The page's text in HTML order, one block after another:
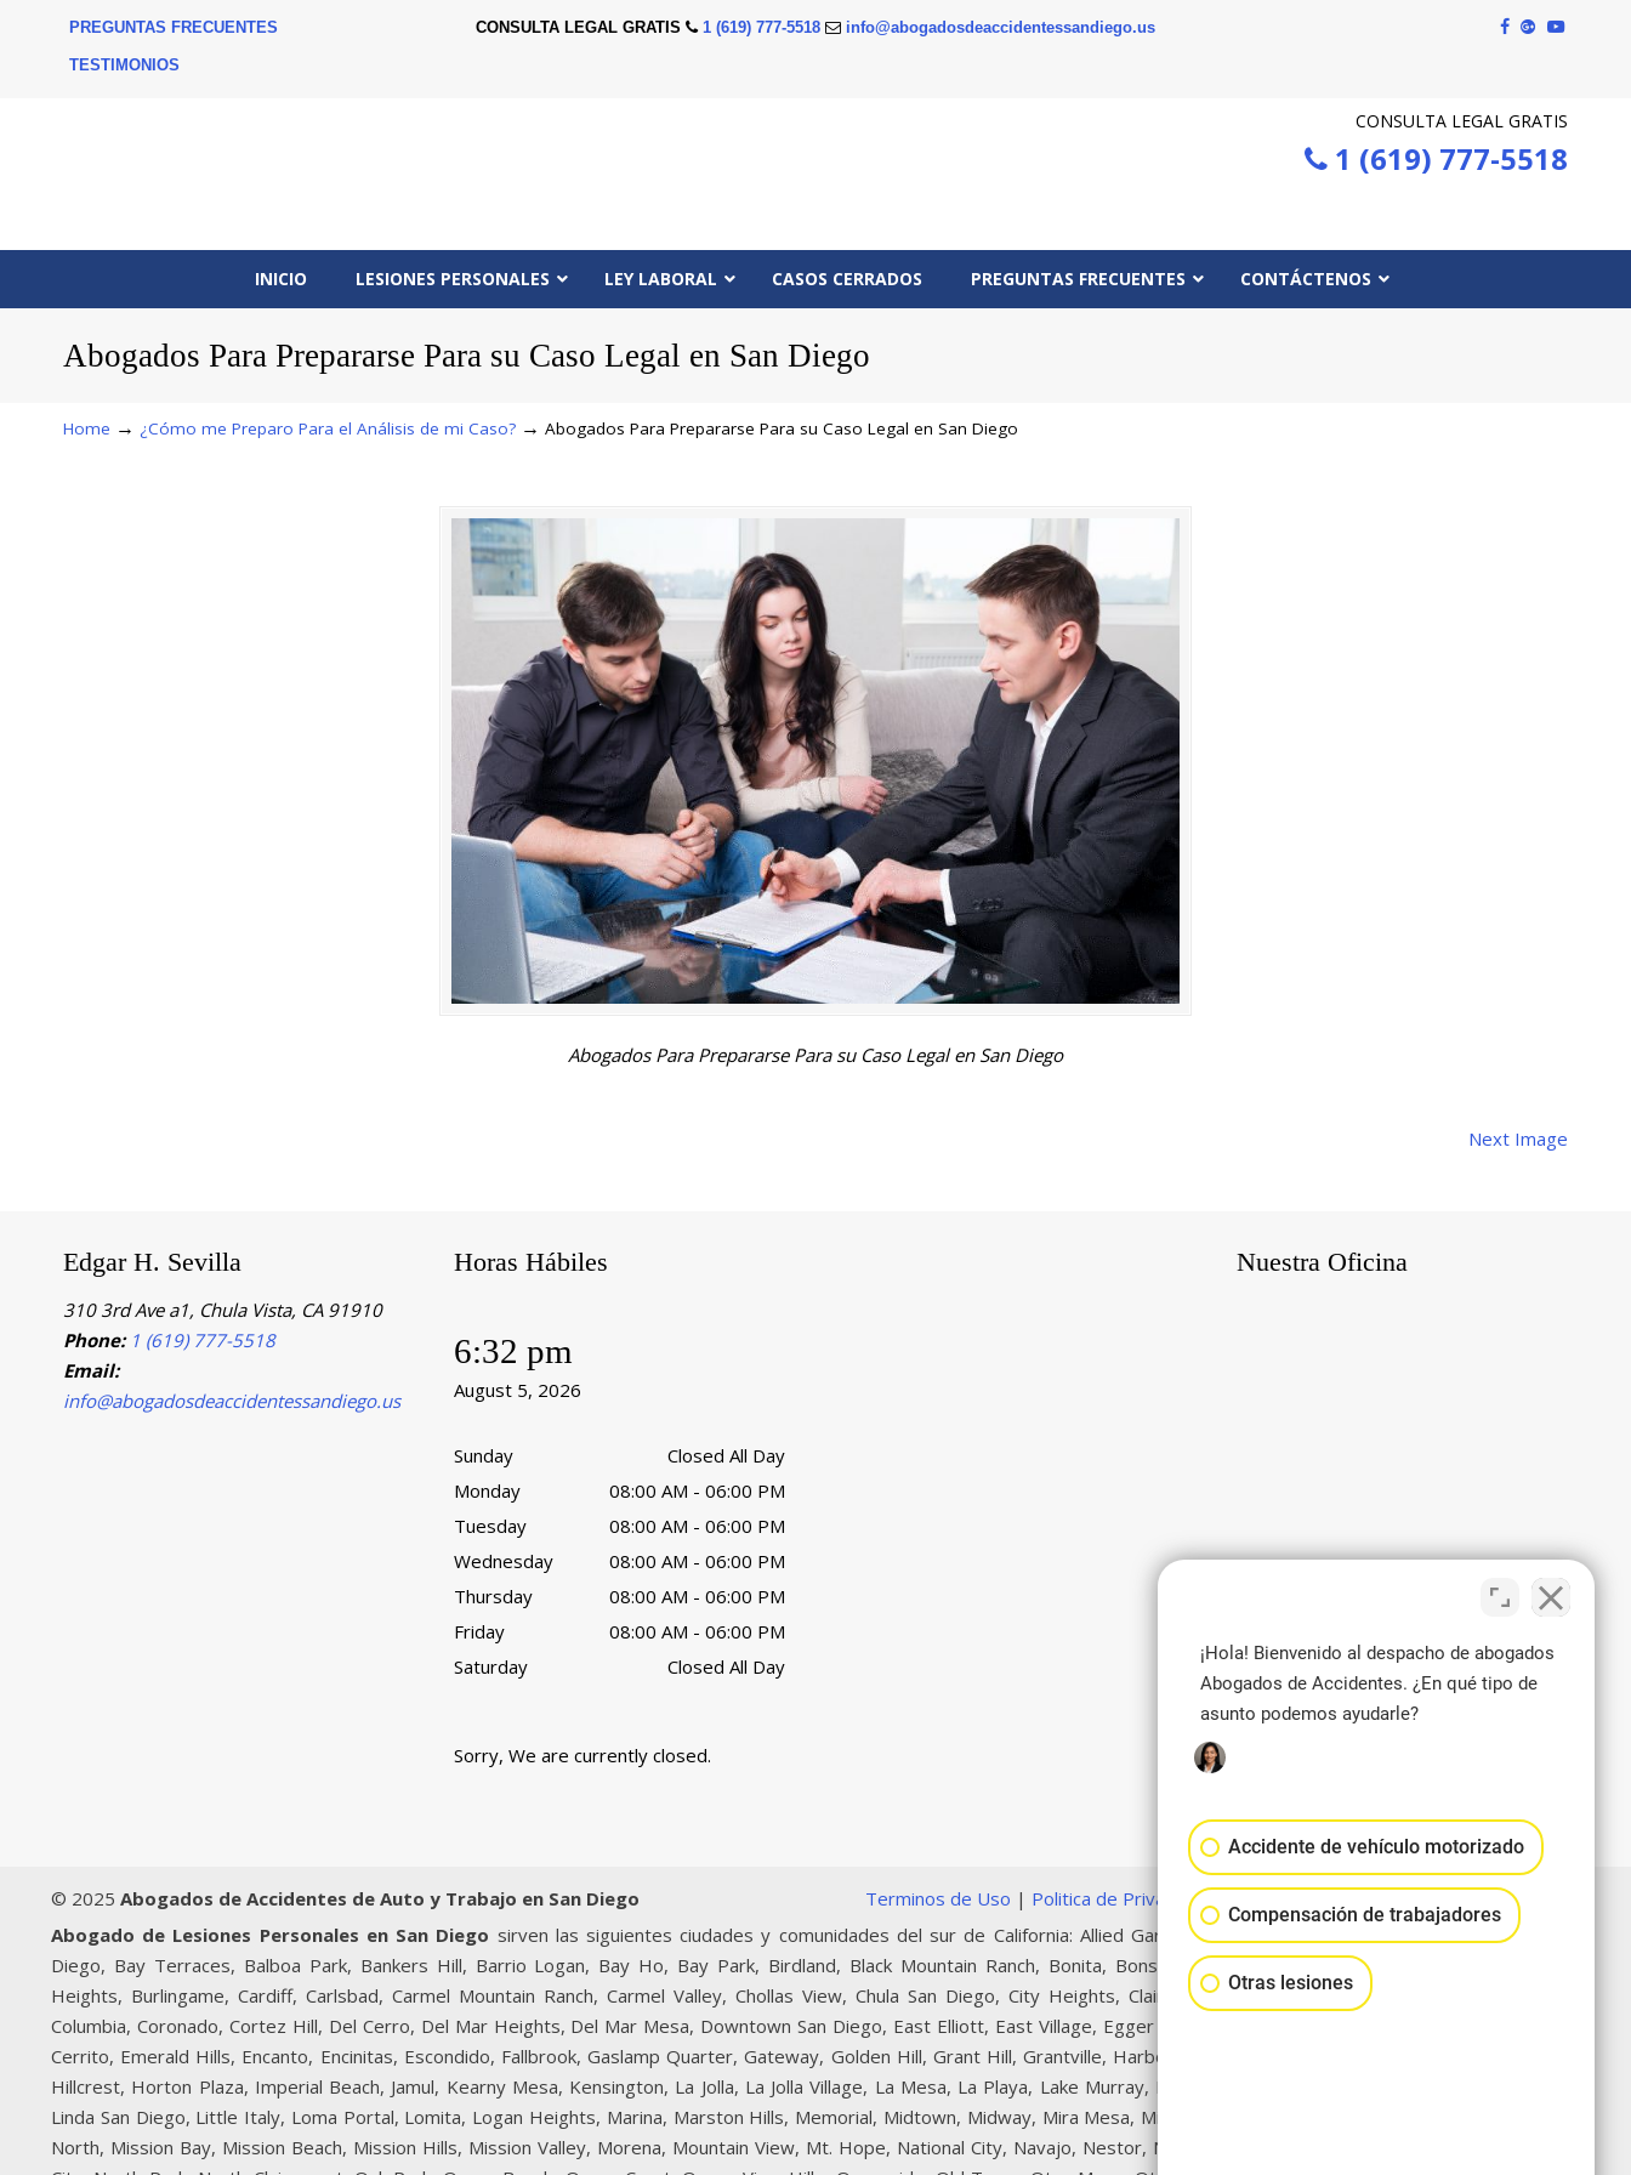
PREGUNTAS FRECUENTES
TESTIMONIOS
CONSULTA LEGAL GRATIS 1 (619) 777-5518 info@abogadosdeaccidentessandiego.us
CONSULTA LEGAL GRATIS
1 (619) 777-5518
INICIO LESIONES PERSONALES LEY LABORAL CASOS CERRADOS PREGUNTAS FRECUENTES CONTÁCTENOS
Abogados Para Prepararse Para su Caso Legal en San Diego
Home → ¿Cómo me Preparo Para el Análisis de mi Caso? → Abogados Para Prepararse Para su Caso Legal en San Diego
Abogados Para Prepararse Para su Caso Legal en San Diego
Next Image
Edgar H. Sevilla
310 3rd Ave a1, Chula Vista, CA 91910
Phone: 1 (619) 777-5518
Email:
info@abogadosdeaccidentessandiego.us
Horas Hábiles
6:32 pm
August 5, 2026
Sunday
Closed All Day
Monday
08:00 AM - 06:00 PM
Tuesday
08:00 AM - 06:00 PM
Wednesday
08:00 AM - 06:00 PM
Thursday
08:00 AM - 06:00 PM
Friday
08:00 AM - 06:00 PM
Saturday
Closed All Day
Sorry, We are currently closed.
Nuestra Oficina
© 2025 Abogados de Accidentes de Auto y Trabajo en San Diego Terminos de Uso | Politica de Privacidad|
Abogado de Lesiones Personales en San Diego sirven las siguientes ciudades y comunidades del sur de California: Allied Gardens, Alpine, Alta San
Diego, Bay Terraces, Balboa Park, Bankers Hill, Barrio Logan, Bay Ho, Bay Park, Birdland, Black Mountain Ranch, Bonita, Bonsall, Border, Broadway
Heights, Burlingame, Cardiff, Carlsbad, Carmel Mountain Ranch, Carmel Valley, Chollas View, Chula San Diego, City Heights, Clairemont, College Area,
Columbia, Coronado, Cortez Hill, Del Cerro, Del Mar Heights, Del Mar Mesa, Downtown San Diego, East Elliott, East Village, Egger Highlands, El Cajon, El
Cerrito, Emerald Hills, Encanto, Encinitas, Escondido, Fallbrook, Gaslamp Quarter, Gateway, Golden Hill, Grant Hill, Grantville, Harbor Island, Harborview,
Hillcrest, Horton Plaza, Imperial Beach, Jamul, Kearny Mesa, Kensington, La Jolla, La Jolla Village, La Mesa, La Playa, Lake Murray, Lakeside, Lincoln Park,
Linda San Diego, Little Italy, Loma Portal, Lomita, Logan Heights, Marina, Marston Hills, Memorial, Midtown, Midway, Mira Mesa, Miramar, Miramar Ranch
North, Mission Bay, Mission Beach, Mission Hills, Mission Valley, Morena, Mountain View, Mt. Hope, National City, Navajo, Nestor, Normal Heights, North
¡Hola! Bienvenido al despacho de abogados
Abogados de Accidentes. ¿En qué tipo de
asunto podemos ayudarle?
Accidente de vehículo motorizado
Compensación de trabajadores
Otras lesiones